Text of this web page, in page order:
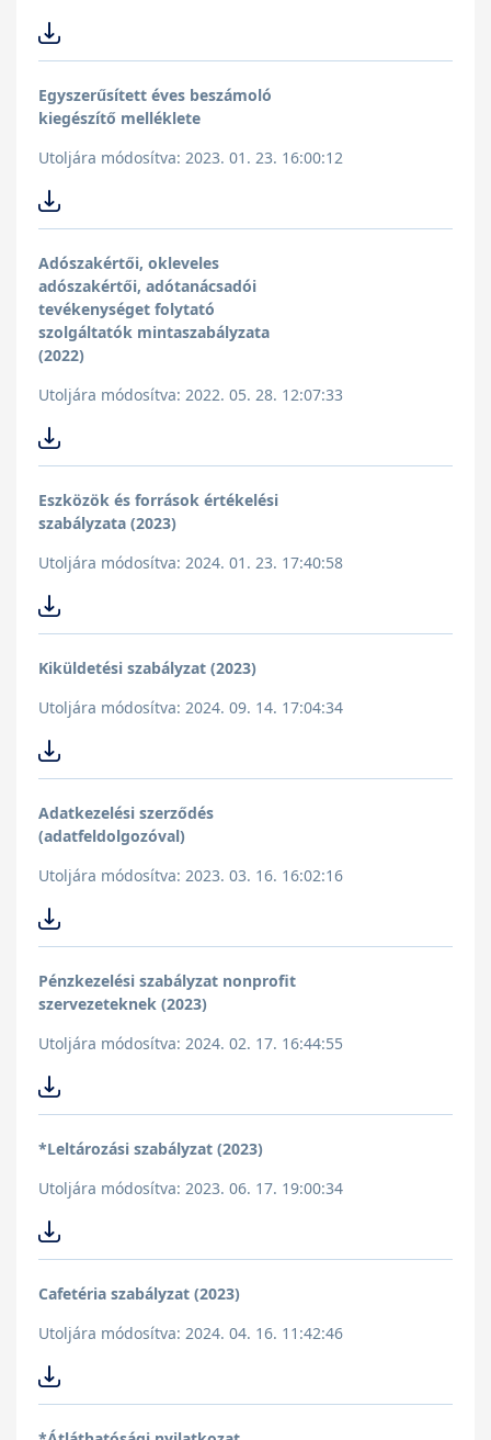
Egyszerűsített éves beszámoló
kiegészítő melléklete
Utoljára módosítva: 2023. 01. 23. 16:00:12
Adószakértői, okleveles
adószakértői, adótanácsadói
tevékenységet folytató
szolgáltatók mintaszabályzata
(2022)
Utoljára módosítva: 2022. 05. 28. 12:07:33
Eszközök és források értékelési
szabályzata (2023)
Utoljára módosítva: 2024. 01. 23. 17:40:58
Kiküldetési szabályzat (2023)
Utoljára módosítva: 2024. 09. 14. 17:04:34
Adatkezelési szerződés
(adatfeldolgozóval)
Utoljára módosítva: 2023. 03. 16. 16:02:16
Pénzkezelési szabályzat nonprofit
szervezeteknek (2023)
Utoljára módosítva: 2024. 02. 17. 16:44:55
*Leltározási szabályzat (2023)
Utoljára módosítva: 2023. 06. 17. 19:00:34
Cafetéria szabályzat (2023)
Utoljára módosítva: 2024. 04. 16. 11:42:46